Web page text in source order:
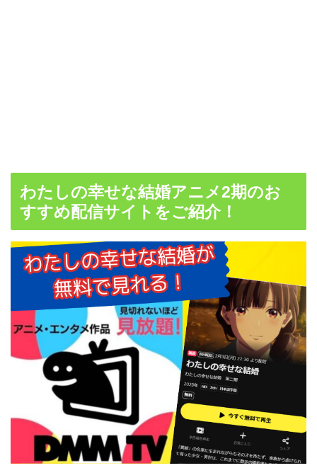
わたしの幸せな結婚アニメ2期のお
すすめ配信サイトをご紹介！